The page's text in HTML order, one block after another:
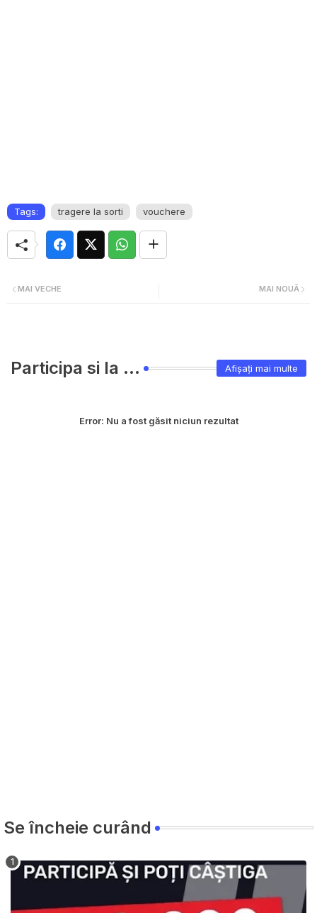
Tags: tragere la sorti vouchere
MAI NOUĂ
MAI VECHE
Participa si la ... Afișați mai multe
Error: Nu a fost găsit niciun rezultat
Se încheie curând